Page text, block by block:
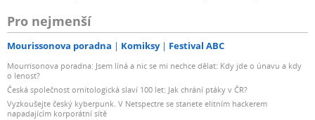
Pro nejmenší
Mourissonova poradna Komiksy Festival ABC
Mourrisonova poradna: Jsem líná a nic se mi nechce dělat: Kdy jde o únavu a kdy
o lenost?
Česká společnost ornitologická slaví 100 let: Jak chrání ptáky v ČR?
Vyzkoušejte český kyberpunk. V Netspectre se stanete elitním hackerem
napadajícím korporátní sítě